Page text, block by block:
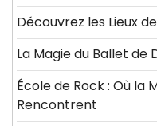
Découvrez les Lieux
La Magie du Ballet de
École de Rock : Où la
Rencontrent